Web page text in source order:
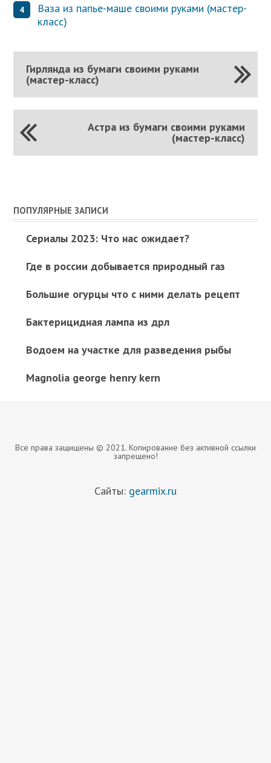
Ваза из папье-маше своими руками (мастер-
класс)
Гирлянда из бумаги своими руками
(мастер-класс)
Астра из бумаги своими руками
(мастер-класс)
ПОПУЛЯРНЫЕ ЗАПИСИ
Сериалы 2023: Что нас ожидает?
Где в россии добывается природный газ
Большие огурцы что с ними делать рецепт
Бактерицидная лампа из дрл
Водоем на участке для разведения рыбы
Magnolia george henry kern
Все права защищены © 2021. Копирование без активной ссылки
запрещено!
Сайты: gearmix.ru